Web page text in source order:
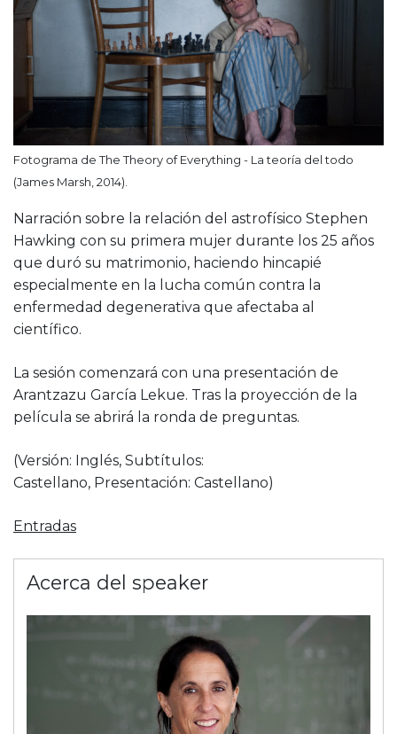
Fotograma de The Theory of Everything - La teoría del todo
(James Marsh, 2014).
Narración sobre la relación del astrofísico Stephen
Hawking con su primera mujer durante los 25 años
que duró su matrimonio, haciendo hincapié
especialmente en la lucha común contra la
enfermedad degenerativa que afectaba al
científico.
La sesión comenzará con una presentación de
Arantzazu García Lekue. Tras la proyección de la
película se abrirá la ronda de preguntas.
(Versión: Inglés, Subtítulos:
Castellano, Presentación: Castellano)
Entradas
Acerca del speaker